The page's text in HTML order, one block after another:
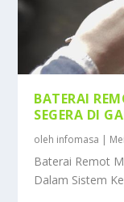
BATERAI
SEGERA DI
oleh infomasa |
Baterai Remot
Dalam Sistem